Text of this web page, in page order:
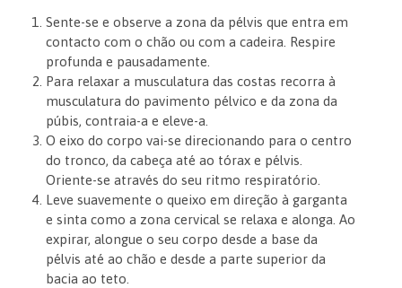
Sente-se e observe a zona da pélvis que entra em
contacto com o chão ou com a cadeira. Respire
profunda e pausadamente.
Para relaxar a musculatura das costas recorra à
musculatura do pavimento pélvico e da zona da
púbis, contraia-a e eleve-a.
O eixo do corpo vai-se direcionando para o centro
do tronco, da cabeça até ao tórax e pélvis.
Oriente-se através do seu ritmo respiratório.
Leve suavemente o queixo em direção à garganta
e sinta como a zona cervical se relaxa e alonga. Ao
expirar, alongue o seu corpo desde a base da
pélvis até ao chão e desde a parte superior da
bacia ao teto.